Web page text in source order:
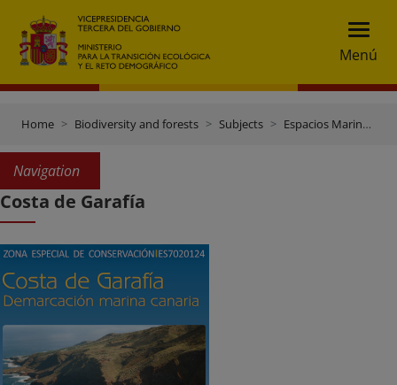
Menú
Home Biodiversity and forests Subjects Espacios Marinos Protegidos
Navigation
Costa de Garafía